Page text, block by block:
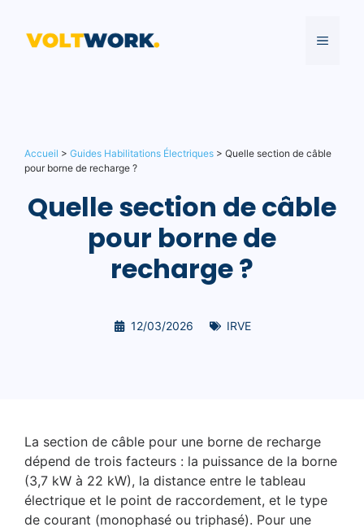
contenu
MENU
Accueil > Guides Habilitations Électriques > Quelle section de câble
pour borne de recharge ?
Quelle section de câble
pour borne de
recharge ?
12/03/2026 IRVE
La section de câble pour une borne de recharge
dépend de trois facteurs : la puissance de la borne
(3,7 kW à 22 kW), la distance entre le tableau
électrique et le point de raccordement, et le type
de courant (monophasé ou triphasé). Pour une